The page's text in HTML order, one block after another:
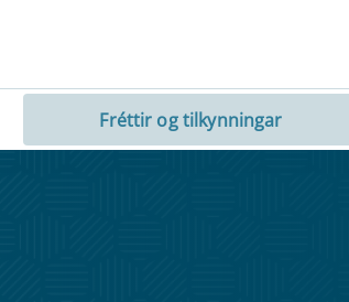
Fréttir og tilkynningar